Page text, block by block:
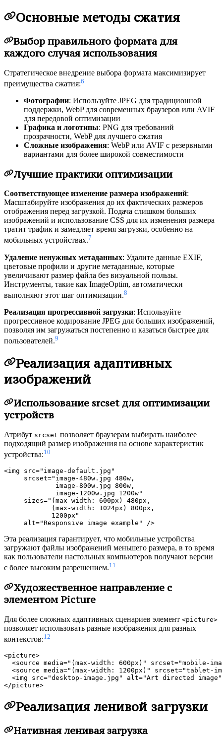
Основные методы сжатия
Выбор правильного формата для
каждого случая использования
Стратегическое внедрение выбора формата максимизирует
преимущества сжатия:6
Фотографии: Используйте JPEG для традиционной
поддержки, WebP для современных браузеров или AVIF
для передовой оптимизации
Графика и логотипы: PNG для требований
прозрачности, WebP для лучшего сжатия
Сложные изображения: WebP или AVIF с резервными
вариантами для более широкой совместимости
Лучшие практики оптимизации
Соответствующее изменение размера изображений:
Масштабируйте изображения до их фактических размеров
отображения перед загрузкой. Подача слишком больших
изображений и использование CSS для их изменения размера
тратит трафик и замедляет время загрузки, особенно на
мобильных устройствах.7
Удаление ненужных метаданных: Удалите данные EXIF,
цветовые профили и другие метаданные, которые
увеличивают размер файла без визуальной пользы.
Инструменты, такие как ImageOptim, автоматически
выполняют этот шаг оптимизации.8
Реализация прогрессивной загрузки: Используйте
прогрессивное кодирование JPEG для больших изображений,
позволяя им загружаться постепенно и казаться быстрее для
пользователей.9
Реализация адаптивных
изображений
Использование srcset для оптимизации
устройств
Атрибут srcset позволяет браузерам выбирать наиболее
подходящий размер изображения на основе характеристик
устройства:10
<img src="image-default.jpg"
     srcset="image-480w.jpg 480w,
             image-800w.jpg 800w,
             image-1200w.jpg 1200w"
     sizes="(max-width: 600px) 480px,
            (max-width: 1024px) 800px,
            1200px"
Эта реализация гарантирует, что мобильные устройства
загружают файлы изображений меньшего размера, в то время
как пользователи настольных компьютеров получают версии
с более высоким разрешением.11
Художественное направление с
элементом Picture
Для более сложных адаптивных сценариев элемент <picture>
позволяет использовать разные изображения для разных
контекстов:12
<picture>
<source media="(max-width: 600px)" srcset="mobile-
<source media="(max-width: 1200px)" srcset="tablet-
<img src="desktop-image.jpg" alt="Art directed
Реализация ленивой загрузки
Нативная ленивая загрузка